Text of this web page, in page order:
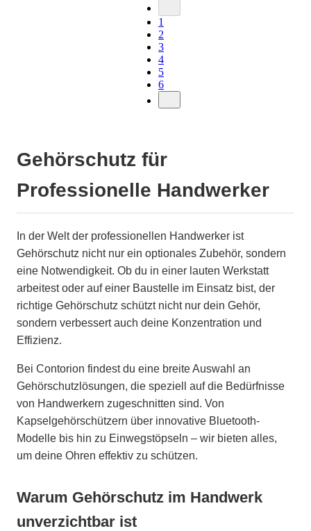
1
2
3
4
5
6
Gehörschutz für
Professionelle Handwerker
In der Welt der professionellen Handwerker ist
Gehörschutz nicht nur ein optionales Zubehör, sondern
eine Notwendigkeit. Ob du in einer lauten Werkstatt
arbeitest oder auf einer Baustelle im Einsatz bist, der
richtige Gehörschutz schützt nicht nur dein Gehör,
sondern verbessert auch deine Konzentration und
Effizienz.
Bei Contorion findest du eine breite Auswahl an
Gehörschutzlösungen, die speziell auf die Bedürfnisse
von Handwerkern zugeschnitten sind. Von
Kapselgehörschützern über innovative Bluetooth-
Modelle bis hin zu Einwegstöpseln – wir bieten alles,
um deine Ohren effektiv zu schützen.
Warum Gehörschutz im Handwerk
unverzichtbar ist